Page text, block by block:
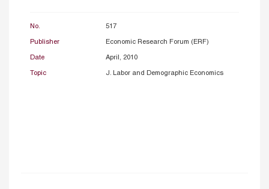
No. 517
Publisher Economic Research Forum (ERF)
Date April, 2010
Topic J. Labor and Demographic Economics